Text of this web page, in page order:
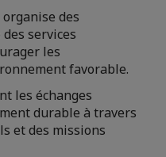
des
services
les
favorable.
les échanges
durable à travers
et des missions